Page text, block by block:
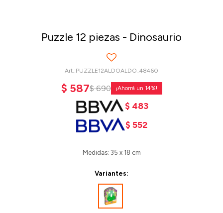
Puzzle 12 piezas - Dinosaurio
PUZZLE12ALDOALDO_48460
$ 587$ 690 14
$ 483
$ 552
Medidas: 35 x 18 cm
Variantes: